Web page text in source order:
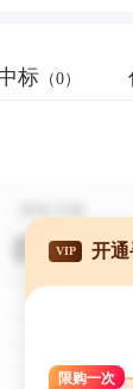
标 （0）
VIP 开
限购一次